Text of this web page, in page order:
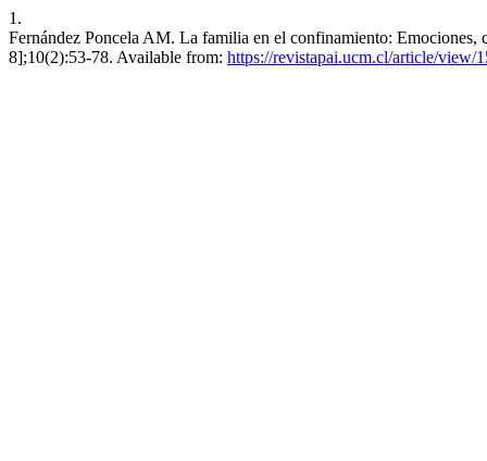
1.
Fernández Poncela AM. La familia en el confinamiento:
8];10(2):53-78. Available from: https://revistapai.ucm.cl/article/view/